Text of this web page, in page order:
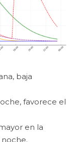
baja
favorece el
en la